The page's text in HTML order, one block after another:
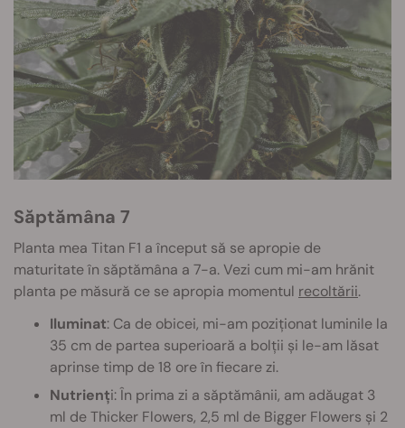
Săptămâna 7
Planta mea Titan F1 a început să se apropie de
maturitate în săptămâna a 7-a. Vezi cum mi-am hrănit
planta pe măsură ce se apropia momentul recoltării.
Iluminat: Ca de obicei, mi-am poziționat luminile la
35 cm de partea superioară a bolții și le-am lăsat
aprinse timp de 18 ore în fiecare zi.
Nutrienți: În prima zi a săptămânii, am adăugat 3
ml de Thicker Flowers, 2,5 ml de Bigger Flowers și 2